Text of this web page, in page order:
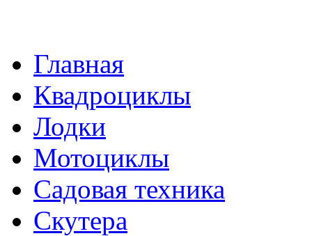
Главная
Квадроциклы
Лодки
Мотоциклы
Садовая техника
Скутера